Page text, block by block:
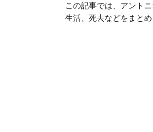
この記事では、アント
生活、死去などをまとめ